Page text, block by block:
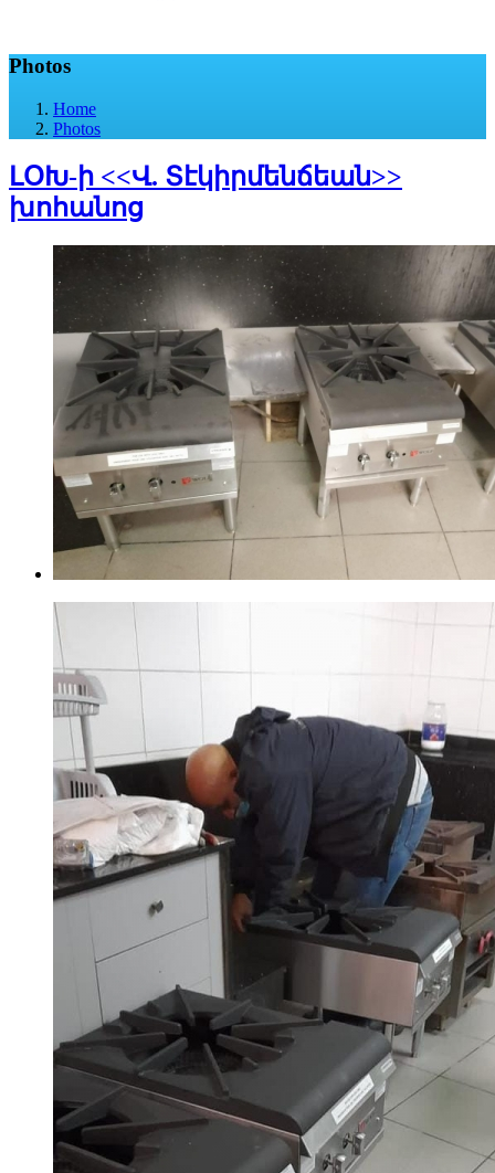
Photos
Home
Photos
ԼՕԽ-ի <<Վ. Տէկիրմենճեան>>
խոհանոց